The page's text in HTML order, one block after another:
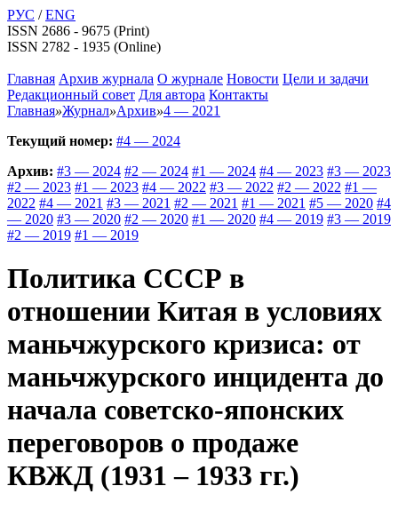
РУС /ENG
ISSN 2686 - 9675 (Print)
ISSN 2782 - 1935 (Online)
Главная Архив журнала О журнале Новости Цели и задачи
Редакционный совет Для автора Контакты
Главная»Журнал»Архив»4 — 2021
Текущий номер: #4 — 2024
Архив: #3 — 2024 #2 — 2024 #1 — 2024 #4 — 2023 #3 — 2023
#2 — 2023 #1 — 2023 #4 — 2022 #3 — 2022 #2 — 2022 #1 —
2022 #4 — 2021 #3 — 2021 #2 — 2021 #1 — 2021 #5 — 2020 #4
— 2020 #3 — 2020 #2 — 2020 #1 — 2020 #4 — 2019 #3 — 2019
#2 — 2019 #1 — 2019
Политика СССР в
отношении Китая в условиях
маньчжурского кризиса: от
маньчжурского инцидента до
начала советско-японских
переговоров о продаже
КВЖД (1931 – 1933 гг.)